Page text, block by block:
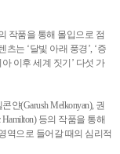
작품을 통해 몰입으로 점
는 ‘달빛 아래 풍경’, ‘증
아 이후 세계 짓기’ 다섯 가
얀(Garush Melkonyan), 권
등의 작품을 통해
역으로 들어갈 때의 심리적